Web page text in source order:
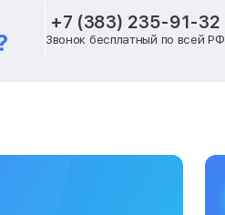
+7 (383) 235-91-32
Звонок бесплатный по всей РФ